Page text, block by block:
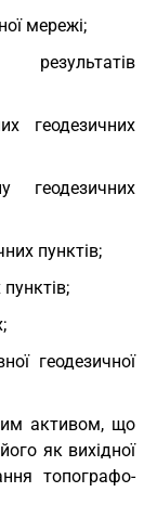
мережі;
геодезичних
геодезичних
пунктів;
геодезичної
активом, що
як вихідної
топографо-